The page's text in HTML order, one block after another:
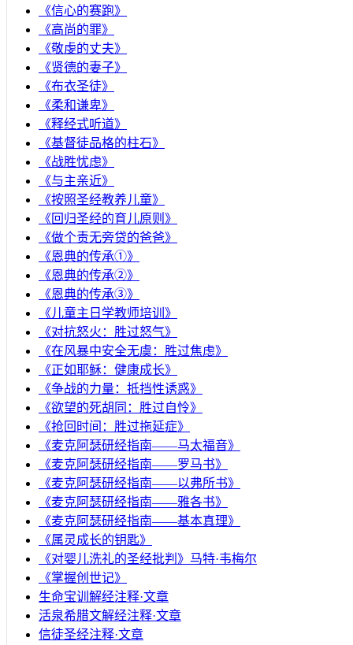
《信心的赛跑》
《高尚的罪》
《敬虔的丈夫》
《贤德的妻子》
《布衣圣徒》
《柔和谦卑》
《释经式听道》
《基督徒品格的柱石》
《战胜忧虑》
《与主亲近》
《按照圣经教养儿童》
《回归圣经的育儿原则》
《做个责无旁贷的爸爸》
《恩典的传承①》
《恩典的传承②》
《恩典的传承③》
《儿童主日学教师培训》
《对抗怒火：胜过怒气》
《在风暴中安全无虞：胜过焦虑》
《正如耶稣：健康成长》
《争战的力量：抵挡性诱惑》
《欲望的死胡同：胜过自怜》
《抢回时间：胜过拖延症》
《麦克阿瑟研经指南——马太福音》
《麦克阿瑟研经指南——罗马书》
《麦克阿瑟研经指南——以弗所书》
《麦克阿瑟研经指南——雅各书》
《麦克阿瑟研经指南——基本真理》
《属灵成长的钥匙》
《对婴儿洗礼的圣经批判》马特·韦梅尔
《掌握创世记》
生命宝训解经注释·文章
活泉希腊文解经注释·文章
信徒圣经注释·文章